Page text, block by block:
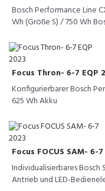
Bosch Performance Line
Wh (Größe S) / 750 Wh
Focus Thron- 6-7 EQP
Konfigurierbarer Bosch
625 Wh Akku
Focus FOCUS SAM- 6-
Individualisierbares
Antrieb und LED-